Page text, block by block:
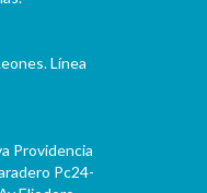
Línea
Providencia
Pc24-